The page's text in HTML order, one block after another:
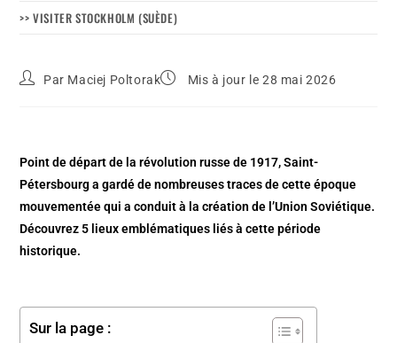
>> VISITER STOCKHOLM (SUÈDE)
Par Maciej Poltorak Mis à jour le 28 mai 2026
Point de départ de la révolution russe de 1917, Saint-
Pétersbourg a gardé de nombreuses traces de cette époque
mouvementée qui a conduit à la création de l’Union Soviétique.
Découvrez 5 lieux emblématiques liés à cette période
historique.
Sur la page :